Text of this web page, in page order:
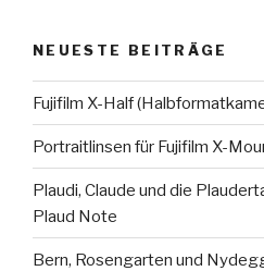
Facebook
anzeigen
Twitter
anzeigen
Instagram
anzeigen
LinkedIn
anzeigen
YouTube
anzeigen
Flickr
anzeigen
NEUESTE BEITRÄGE
Fujifilm X-Half
Portraitlinsen für Fujifilm X-
Plaudi, Claude und die
Plaud Note
Bern, Rosengarten und